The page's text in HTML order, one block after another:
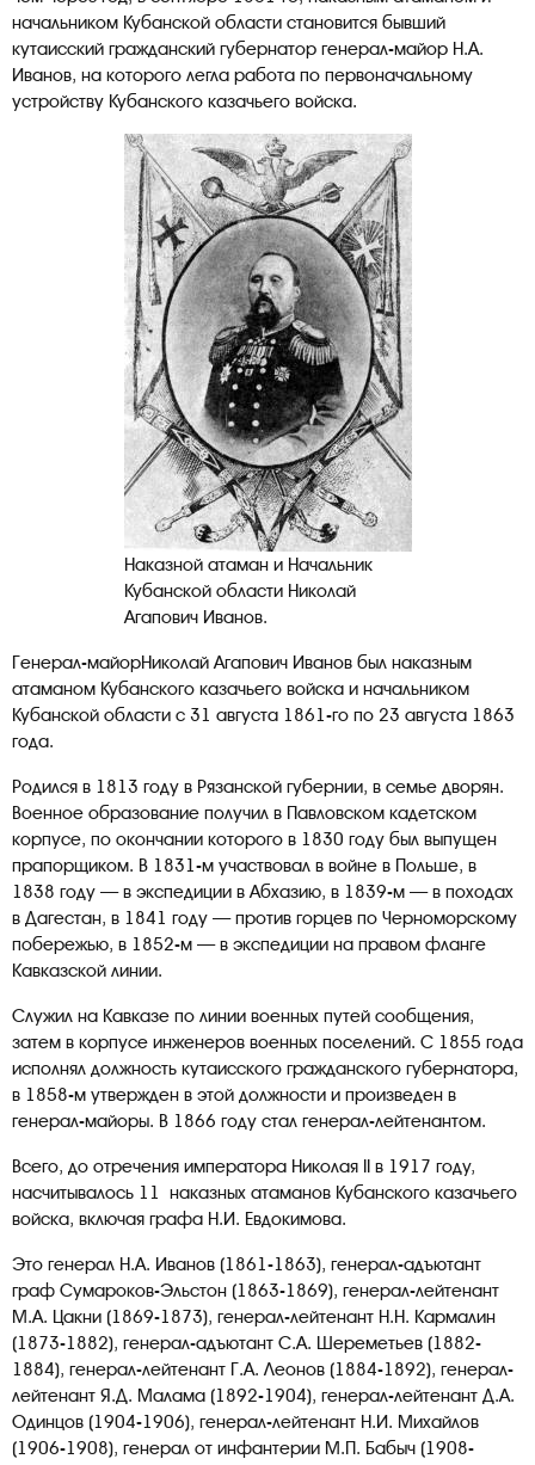
начальником Кубанской области становится бывший
кутаисский гражданский губернатор генерал-майор Н.А.
Иванов, на которого легла работа по первоначальному
устройству Кубанского казачьего войска.
Наказной атаман и Начальник
Кубанской области Николай
Агапович Иванов.
Генерал-майорНиколай Агапович Иванов был наказным
атаманом Кубанского казачьего войска и начальником
Кубанской области с 31 августа 1861-го по 23 августа 1863
года.
Родился в 1813 году в Рязанской губернии, в семье дворян.
Военное образование получил в Павловском кадетском
корпусе, по окончании которого в 1830 году был выпущен
прапорщиком. В 1831-м участвовал в войне в Польше, в
1838 году — в экспедиции в Абхазию, в 1839-м — в походах
в Дагестан, в 1841 году — против горцев по Черноморскому
побережью, в 1852-м — в экспедиции на правом фланге
Кавказской линии.
Служил на Кавказе по линии военных путей сообщения,
затем в корпусе инженеров военных поселений. С 1855 года
исполнял должность кутаисского гражданского губернатора,
в 1858-м утвержден в этой должности и произведен в
генерал-майоры. В 1866 году стал генерал-лейтенантом.
Всего, до отречения императора Николая II в 1917 году,
насчитывалось 11 наказных атаманов Кубанского казачьего
войска, включая графа Н.И. Евдокимова.
Это генерал Н.А. Иванов (1861-1863), генерал-адъютант
граф Сумароков-Эльстон (1863-1869), генерал-лейтенант
М.А. Цакни (1869-1873), генерал-лейтенант Н.Н. Кармалин
(1873-1882), генерал-адъютант С.А. Шереметьев (1882-
1884), генерал-лейтенант Г.А. Леонов (1884-1892), генерал-
лейтенант Я.Д. Малама (1892-1904), генерал-лейтенант Д.А.
Одинцов (1904-1906), генерал-лейтенант Н.И. Михайлов
(1906-1908), генерал от инфантерии М.П. Бабыч (1908-